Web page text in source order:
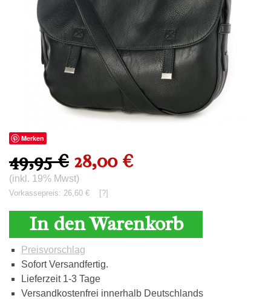
Merken
49,95 € 28,00 €
(inkl. 19% Mwst)
Vorkassepreis: 26,60 € [?]
In den Warenkorb
Preisvorschlag
Sofort Versandfertig.
Lieferzeit 1-3 Tage
Versandkostenfrei innerhalb Deutschlands